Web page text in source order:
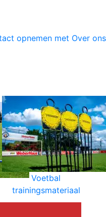
opnemen met Over ons
Voetbal
trainingsmateriaal